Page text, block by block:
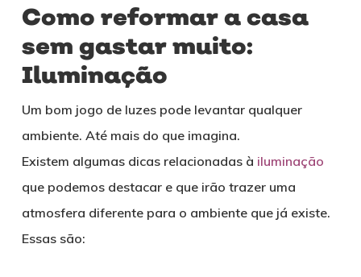
Como reformar a casa
sem gastar muito:
Iluminação
Um bom jogo de luzes pode levantar qualquer
ambiente. Até mais do que imagina.
Existem algumas dicas relacionadas à iluminação
que podemos destacar e que irão trazer uma
atmosfera diferente para o ambiente que já existe.
Essas são: